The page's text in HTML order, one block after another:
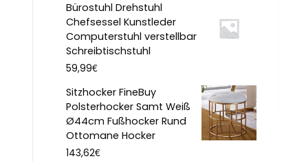
Bürostuhl Drehstuhl
Chefsessel Kunstleder
Computerstuhl verstellbar
Schreibtischstuhl
59,99€
Sitzhocker FineBuy
Polsterhocker Samt Weiß
Ø44cm Fußhocker Rund
Ottomane Hocker
143,62€